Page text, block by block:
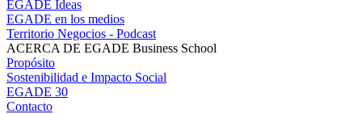
EGADE Ideas
EGADE en los medios
Territorio Negocios - Podcast
ACERCA DE EGADE Business School
Propósito
Sostenibilidad e Impacto Social
EGADE 30
Contacto